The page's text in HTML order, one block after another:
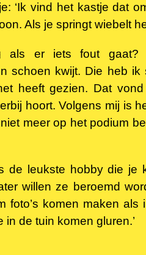
‘Ik vind het kastje dat
Als je springt wiebelt
als er iets fout gaat?
schoen kwijt. Die heb
heeft gezien. Dat vond
hoort. Volgens mij is
meer op het podium
de leukste hobby die je
willen ze beroemd
foto’s komen maken als
in de tuin komen gluren.’